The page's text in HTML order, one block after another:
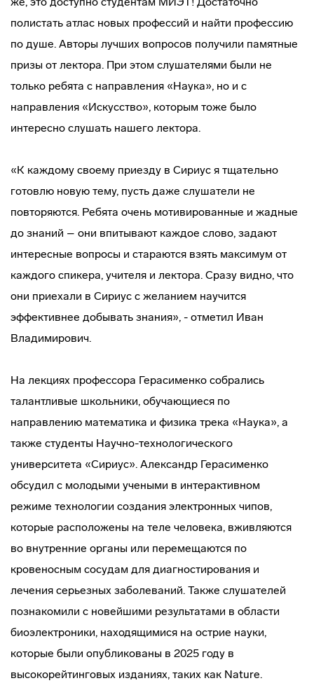
полистать атлас новых профессий и найти профессию
по душе. Авторы лучших вопросов получили памятные
призы от лектора. При этом слушателями были не
только ребята с направления «Наука», но и с
направления «Искусство», которым тоже было
интересно слушать нашего лектора.
«К каждому своему приезду в Сириус я тщательно
готовлю новую тему, пусть даже слушатели не
повторяются. Ребята очень мотивированные и жадные
до знаний – они впитывают каждое слово, задают
интересные вопросы и стараются взять максимум от
каждого спикера, учителя и лектора. Сразу видно, что
они приехали в Сириус с желанием научится
эффективнее добывать знания», - отметил Иван
Владимирович.
На лекциях профессора Герасименко собрались
талантливые школьники, обучающиеся по
направлению математика и физика трека «Наука», а
также студенты Научно-технологического
университета «Сириус». Александр Герасименко
обсудил с молодыми учеными в интерактивном
режиме технологии создания электронных чипов,
которые расположены на теле человека, вживляются
во внутренние органы или перемещаются по
кровеносным сосудам для диагностирования и
лечения серьезных заболеваний. Также слушателей
познакомили с новейшими результатами в области
биоэлектроники, находящимися на острие науки,
которые были опубликованы в 2025 году в
высокорейтинговых изданиях, таких как Nature.